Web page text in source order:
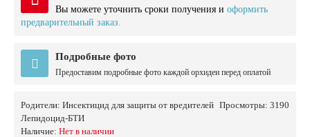
Вы можете уточнить сроки получения и оформить
предварительный заказ.
Подробные фото
Предоставим подробные фото каждой орхидеи перед оплатой
Просмотры: 3190
Родители: Инсектицид для защиты от вредителей
Лепидоцид-БТИ
Наличие: Нет в наличии